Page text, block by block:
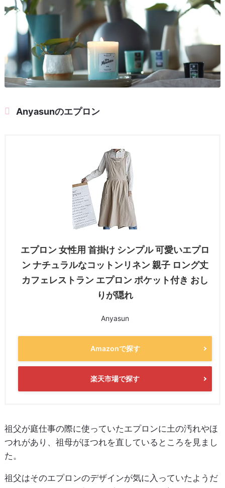
Anyasunのエプロン
エプロン 女性用 首掛け シンプル 可愛いエプロ
ン ナチュラルなコットンリネン 親子 ロング丈
カフェレストラン エプロン ポケット付き おし
りが隠れ
Anyasun
Amazonで探す
楽天市場で探す
祖父が庭仕事の際に使っていたエプロンに土の汚れやほ
つれがあり、祖母がほつれを直しているところを見まし
た。
祖父はそのエプロンのデザインが気に入っていたようだ